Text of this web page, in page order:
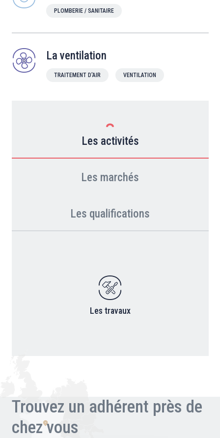
PLOMBERIE / SANITAIRE
La ventilation
TRAITEMENT D'AIR VENTILATION
Les activités
Les marchés
Les qualifications
Les travaux
Trouvez un adhérent près de
chez vous